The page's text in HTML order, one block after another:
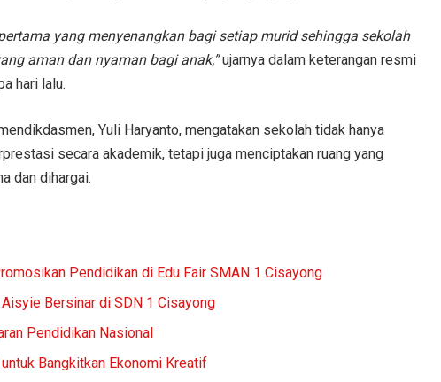
yang menyenangkan bagi setiap murid sehingga sekolah
aman dan nyaman bagi anak,”ujarnya dalam keterangan resmi
hari lalu.
Yuli Haryanto, mengatakan sekolah tidak hanya
secara akademik, tetapi juga menciptakan ruang yang
dan dihargai.
Pendidikan di Edu Fair SMAN 1 Cisayong
Aisyie Bersinar di SDN 1 Cisayong
Pendidikan Nasional
Bangkitkan Ekonomi Kreatif